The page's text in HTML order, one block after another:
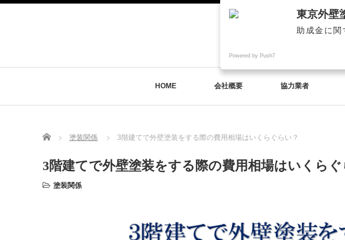
HOME 会社概要 協力業者
Home 塗装関係 3階建てで外壁塗装をする際の費用相場はいくらぐらい？
3階建てで外壁塗装をする際の費用相場はいくらぐ
塗装関係
東京外壁
助成金に関
Powered by Push7